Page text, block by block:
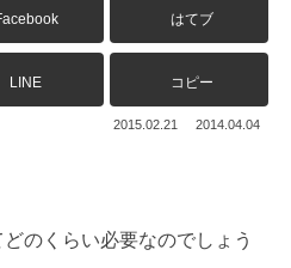
はてブ
LINE コピー
2015.02.21 2014.04.04
のくらい必要なのでしょう